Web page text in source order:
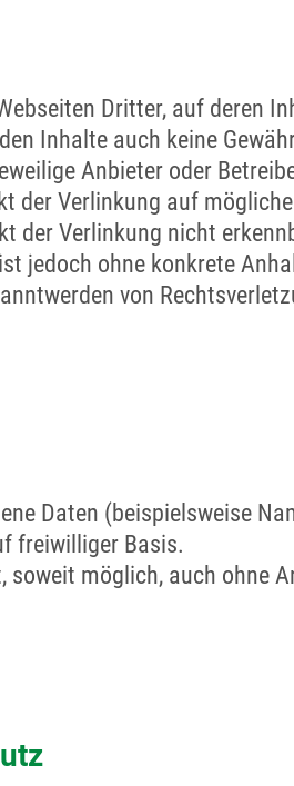
Dritter, auf deren
Inhalte auch keine
Anbieter oder
der Verlinkung auf
der Verlinkung nicht
jedoch ohne konkrete
von
Daten (beispielsweise
freiwilliger Basis.
möglich, auch ohne